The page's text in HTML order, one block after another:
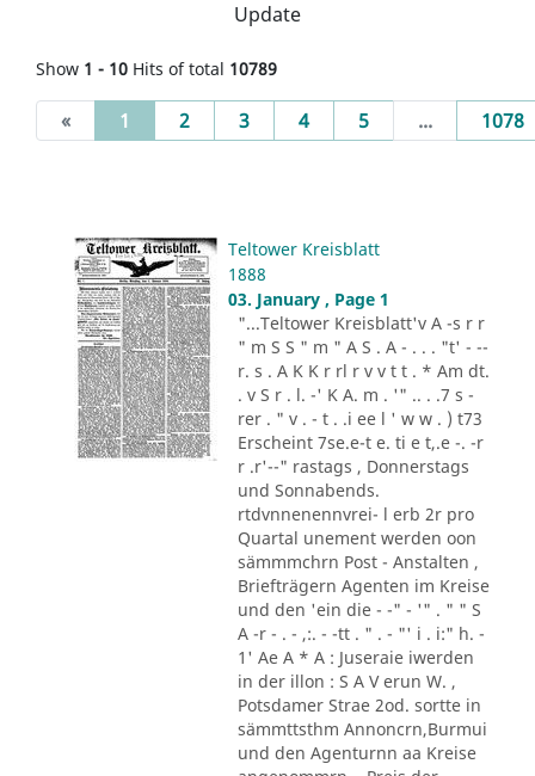
Update
Show 1 - 10 Hits of total 10789
« 1 (current)
2 3 4 5 ... 1078
Teltower Kreisblatt
1888
03. January , Page 1
"...Teltower Kreisblatt'v A -s r r
" m S S " m " A S . A - . . . "t' - --
r. s . A K K r rl r v v t t . * Am dt.
. v S r . l. -' K A. m . '" .. . .7 s -
rer . " v . - t . .i ee l ' w w . ) t73
Erscheint 7se.e-t e. ti e t,.e -. -r
r .r'--" rastags , Donnerstags
und Sonnabends.
rtdvnnenennvrei- l erb 2r pro
Quartal unement werden oon
sämmmchrn Post - Anstalten ,
Briefträgern Agenten im Kreise
und den 'ein die - -" - '" . " " S
A -r - . - ,:. - -tt . " . - "' i . i:" h. -
1' Ae A * A : Juseraie iwerden
in der illon : S A V erun W. ,
Potsdamer Strae 2od. sortte in
sämmttsthm Annoncrn,Burmui
und den Agenturnn aa Kreise